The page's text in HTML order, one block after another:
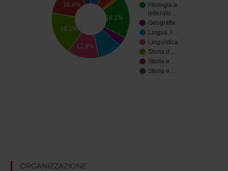
Filologia e
letteratu…
Geografia
Lingua, l…
Linguistica
Storia d…
Storia e…
Storia e…
18.1%
16.4%
18.1%
12.9%
ORGANIZZAZIONE